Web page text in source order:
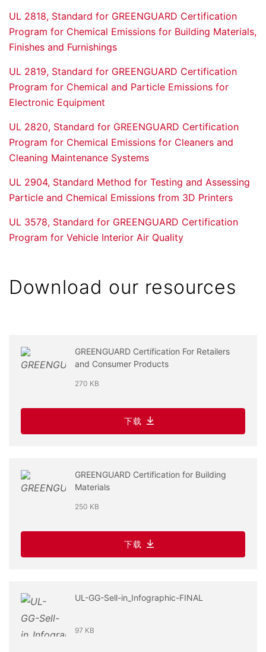
UL 2818, Standard for GREENGUARD Certification
Program for Chemical Emissions for Building Materials,
Finishes and Furnishings
UL 2819, Standard for GREENGUARD Certification
Program for Chemical and Particle Emissions for
Electronic Equipment
UL 2820, Standard for GREENGUARD Certification
Program for Chemical Emissions for Cleaners and
Cleaning Maintenance Systems
UL 2904, Standard Method for Testing and Assessing
Particle and Chemical Emissions from 3D Printers
UL 3578, Standard for GREENGUARD Certification
Program for Vehicle Interior Air Quality
Download our resources
GREENGUARD Certification For Retailers
and Consumer Products
270 KB
下载
GREENGUARD Certification for Building
Materials
250 KB
下载
UL-GG-Sell-in_Infographic-FINAL
97 KB